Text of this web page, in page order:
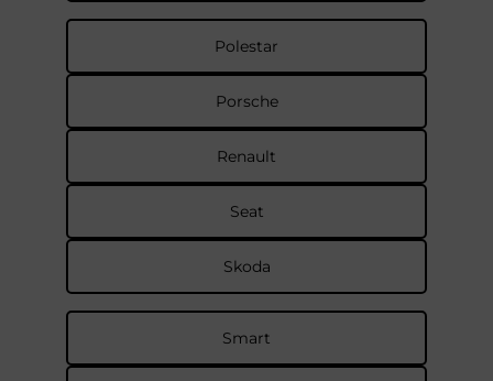
Polestar
Porsche
Renault
Seat
Skoda
Smart